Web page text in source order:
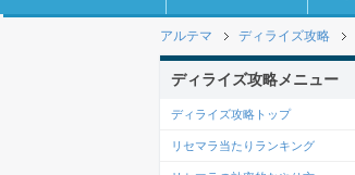
アルテマ ディライズ攻略
ディライズ攻略メニュー
ディライズ攻略トップ
リセマラ当たりランキング